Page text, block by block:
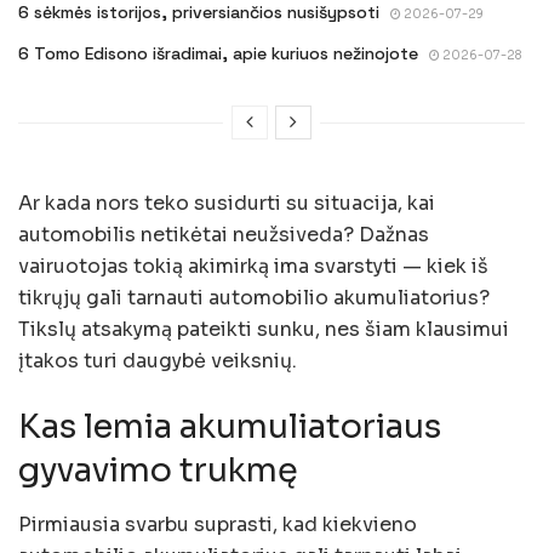
6 sėkmės istorijos, priversiančios nusišypsoti 2026-07-29
6 Tomo Edisono išradimai, apie kuriuos nežinojote 2026-07-28
Ar kada nors teko susidurti su situacija, kai
automobilis netikėtai neužsiveda? Dažnas
vairuotojas tokią akimirką ima svarstyti — kiek iš
tikrųjų gali tarnauti automobilio akumuliatorius?
Tikslų atsakymą pateikti sunku, nes šiam klausimui
įtakos turi daugybė veiksnių.
Kas lemia akumuliatoriaus
gyvavimo trukmę
Pirmiausia svarbu suprasti, kad kiekvieno